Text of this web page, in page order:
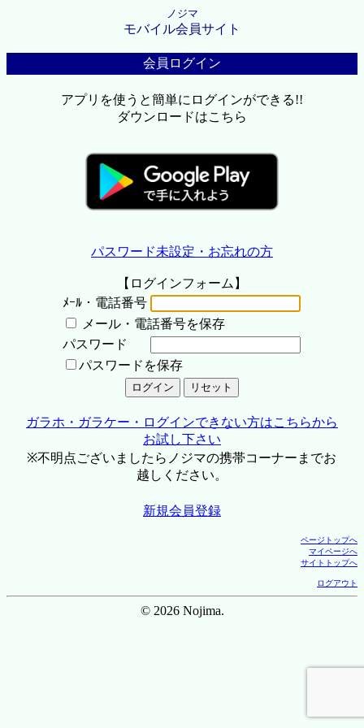
ノジマ
モバイル会員サイト
会員ログイン
アプリを使うと簡単にログインができる!!
ダウンロードはこちら
パスワード未設定・お忘れの方
【ログインフォーム】
ﾒｰﾙ・電話番号
メール・電話番号を保存
パスワード
パスワードを保存
ガラホ・ガラケー・ログインできない方はこちらから
お試し下さい
※不明点ございましたらノジマの携帯コーナーまでお
越しください。
新規会員登録
ページトップへ
マイページへ
サイトトップへ
ログアウト
© 2026 Nojima.